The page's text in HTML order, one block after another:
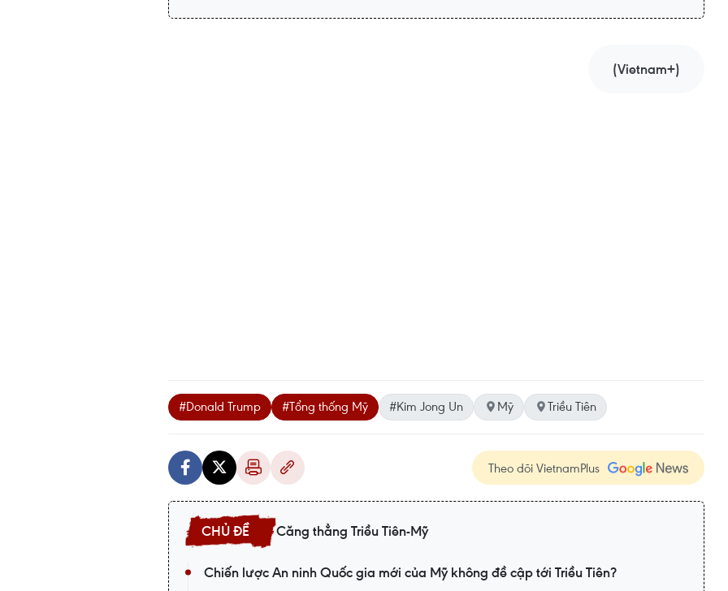
(Vietnam+)
#Donald Trump #Tổng thống Mỹ #Kim Jong Un Mỹ Triều Tiên
Theo dõi VietnamPlus
Căng thẳng Triều Tiên-Mỹ
Chiến lược An ninh Quốc gia mới của Mỹ không đề cập tới Triều Tiên?